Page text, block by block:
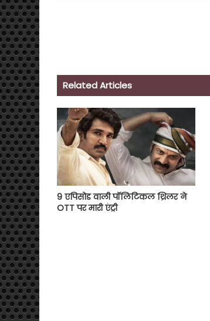
Related Articles
9 एपिसोड वाली पॉलिटिकल थ्रिलर ने
OTT पर मारी एंट्री